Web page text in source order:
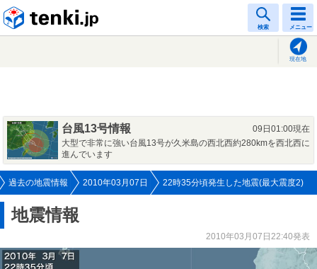
検索 メニュー
現在地
台風13号情報
09日01:00現在
大型で非常に強い台風13号が久米島の西北西約280kmを西北西に
進んでいます
過去の地震情報 2010年03月07日 22時35分頃発生した地震(最大震度2)
地震情報
2010年03月07日22:40発表